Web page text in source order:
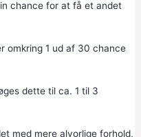
chance for at få et andet
omkring 1 ud af 30 chance
dette til ca. 1 til 3
med mere alvorlige forhold,